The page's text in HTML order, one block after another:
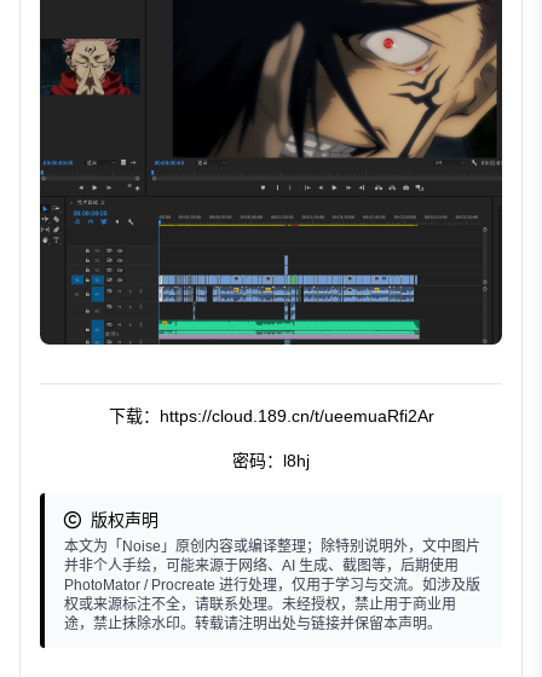
下载：https://cloud.189.cn/t/ueemuaRfi2Ar
密码：l8hj
版权声明
本文为「Noise」原创内容或编译整理；除特别说明外，文中图片
并非个人手绘，可能来源于网络、AI 生成、截图等，后期使用
PhotoMator / Procreate 进行处理，仅用于学习与交流。如涉及版
权或来源标注不全，请联系处理。未经授权，禁止用于商业用
途，禁止抹除水印。转载请注明出处与链接并保留本声明。